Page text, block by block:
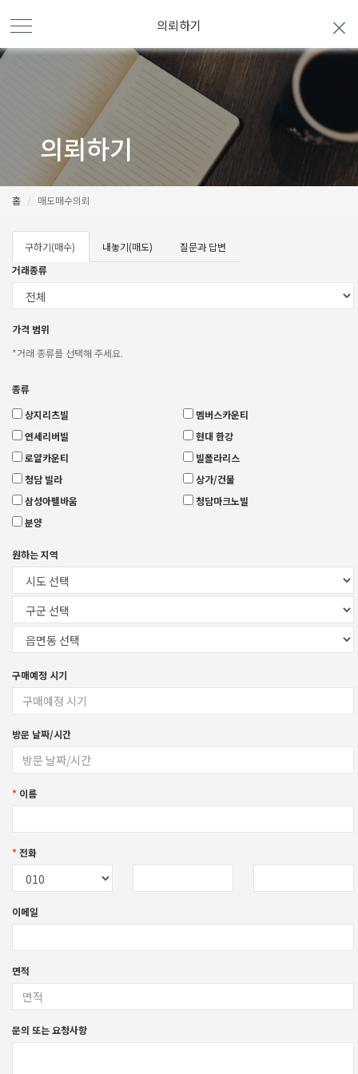
의뢰하기
의뢰하기
홈 매도매수의뢰
구하기(매수) 내놓기(매도)
질문과 답변
거래종류
가격 범위
*거래 종류를 선택해 주세요.
종류
상지리츠빌
멤버스카운티
연세리버빌
현대 한강
로얄카운티
빌폴라리스
청담 빌라
상가/건물
삼성아펠바움
청담마크노빌
분양
원하는 지역
구매예정 시기
방문 날짜/시간
* 이름
*전화
이메일
면적
문의 또는 요청사항